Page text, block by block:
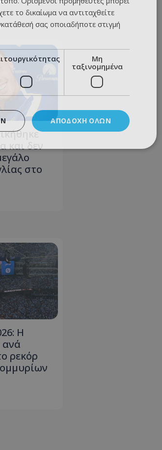
και δεν
στο
Η
ρεκόρ
το δικαίωμα να αντιταχθείτε
σας οποιαδήποτε στιγμή
Μη
ταξινομημένα
ΑΠΟΔΟΧΉ ΌΛΩΝ